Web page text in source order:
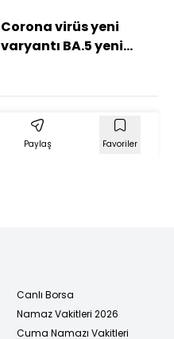
Corona virüs yeni
varyantı BA.5 yeni
koronavirüs yeni
semptomlar!
Paylaş Favoriler
Canlı Borsa
Namaz Vakitleri 2026
Cuma Namazı Vakitleri